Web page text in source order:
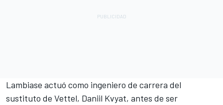
Lambiase actuó como ingeniero de carrera del
sustituto de Vettel, Daniil Kvyat, antes de ser